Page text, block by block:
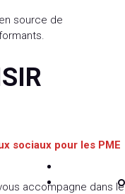
source de
sociaux pour les PME
accompagne dans le